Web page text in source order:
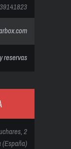
reservas
2
(España)